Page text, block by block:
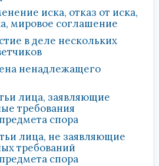
иска, отказ от иска,
мировое соглашение
в деле нескольких
ненадлежащего
лица, заявляющие
требования
спора
лица, не заявляющие
требований
спора